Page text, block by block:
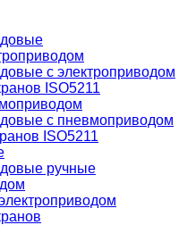
с электроприводом
ISO5211
с пневмоприводом
ISO5211
ручные